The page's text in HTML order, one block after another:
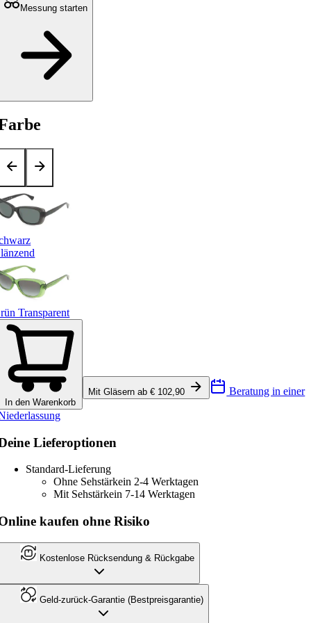
Messung starten
Transparent
In den Warenkorb
Mit Gläsern ab € 102,90 Beratung in einer
Lieferoptionen
Standard-Lieferung
Ohne Sehstärkein 2-4 Werktagen
Mit Sehstärkein 7-14 Werktagen
kaufen ohne Risiko
Kostenlose Rücksendung & Rückgabe
Geld-zurück-Garantie (Bestpreisgarantie)